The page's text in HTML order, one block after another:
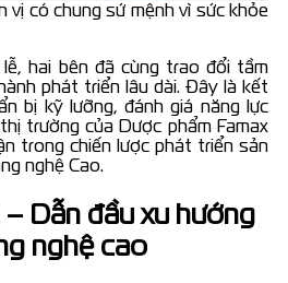
vị có chung sứ mệnh vì sức khỏe
hai bên đã cùng trao đổi tầm
phát triển lâu dài. Đây là kết
bị kỹ lưỡng, đánh giá năng lực
trường của Dược phẩm Famax
trong chiến lược phát triển sản
nghệ Cao.
Dẫn đầu xu hướng
nghệ cao